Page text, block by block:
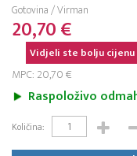
Gotovina / Virman
20,70 €
Vidjeli ste bolju
MPC: 20,70 €
Raspoloživo
Količina: